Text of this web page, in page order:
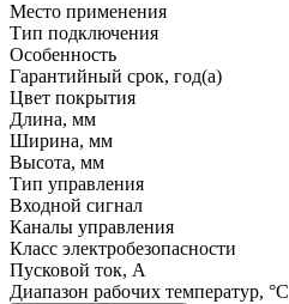
Место применения
Тип подключения
Особенность
Гарантийный срок, год(а)
Цвет покрытия
Длина, мм
Ширина, мм
Высота, мм
Тип управления
Входной сигнал
Каналы управления
Класс электробезопасности
Пусковой ток, A
Диапазон рабочих температур, °C